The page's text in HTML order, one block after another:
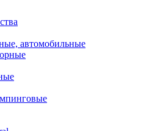
автомобильные